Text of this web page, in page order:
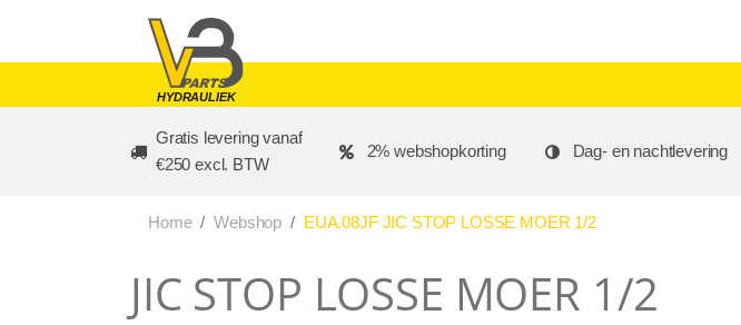
HYDRAULIEK
Gratis levering vanaf
€250 excl. BTW
2% webshopkorting Dag- en nachtlevering
Home Webshop EUA.08JF JIC STOP LOSSE MOER 1/2
JIC STOP LOSSE MOER 1/2